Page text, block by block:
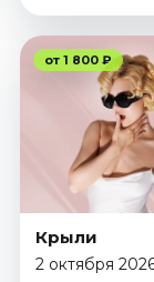
от 1 800 ₽
Крыли
2 октября